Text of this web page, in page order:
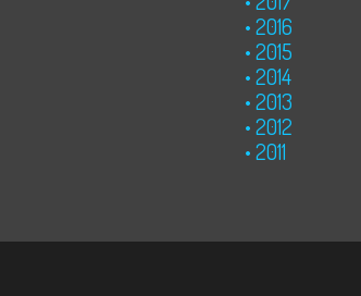
2016
2015
2014
2013
2012
2011